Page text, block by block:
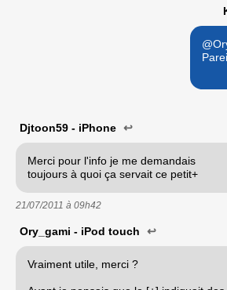
Djtoon59 - iPhone ↩
Merci pour l'info je me demandais
toujours à quoi ça servait ce petit+
21/07/2011 à 09h42
Ory_gami - iPod touch ↩
Vraiment utile, merci ?